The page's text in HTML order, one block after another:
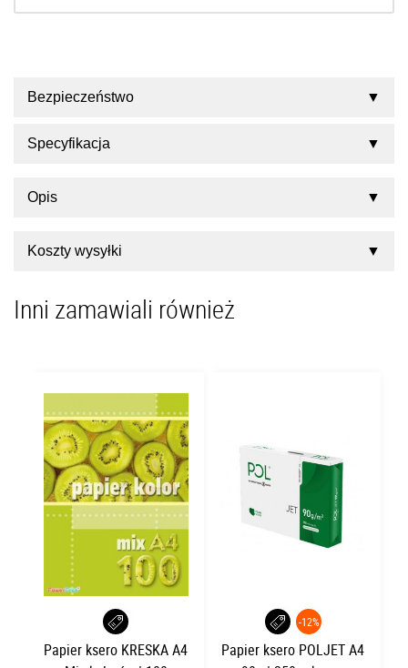
Bezpieczeństwo
Specyfikacja
Opis
Koszty wysyłki
Inni zamawiali również
Papier ksero KRESKA A4
-12%
Papier ksero POLJET A4